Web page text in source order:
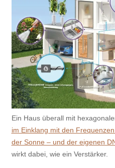
Ein Haus überall mit
im Einklang mit den
der Sonne – und der eigenen
wirkt dabei, wie ein Verstärker.